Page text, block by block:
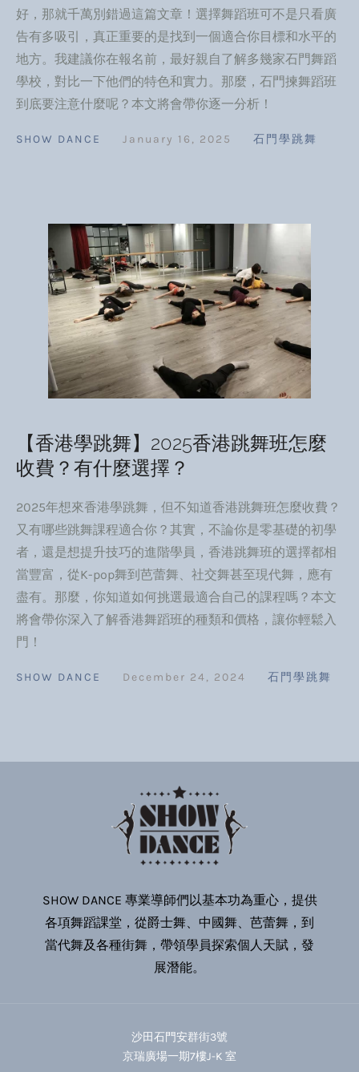
好，那就千萬別錯過這篇文章！選擇舞蹈班可不是只看廣
告有多吸引，真正重要的是找到一個適合你目標和水平的
地方。我建議你在報名前，最好親自了解多幾家石門舞蹈
學校，對比一下他們的特色和實力。那麼，石門揀舞蹈班
到底要注意什麼呢？本文將會帶你逐一分析！
SHOW DANCE January 16, 2025 石門學跳舞
【香港學跳舞】2025香港跳舞班怎麼
收費？有什麼選擇？
2025年想來香港學跳舞，但不知道香港跳舞班怎麼收費？
又有哪些跳舞課程適合你？其實，不論你是零基礎的初學
者，還是想提升技巧的進階學員，香港跳舞班的選擇都相
當豐富，從K-pop舞到芭蕾舞、社交舞甚至現代舞，應有
盡有。那麼，你知道如何挑選最適合自己的課程嗎？本文
將會帶你深入了解香港舞蹈班的種類和價格，讓你輕鬆入
門！
SHOW DANCE December 24, 2024 石門學跳舞
SHOW DANCE 專業導師們以基本功為重心，提供
各項舞蹈課堂，從爵士舞、中國舞、芭蕾舞，到
當代舞及各種街舞，帶領學員探索個人天賦，發
展潛能。
沙田石門安群街3號
京瑞廣場一期7樓J-K 室